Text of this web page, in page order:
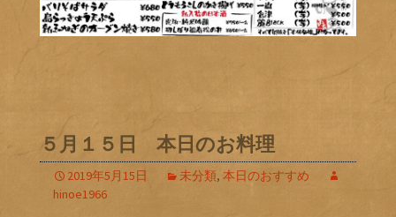
５月１５日 本日のお料理
2019年5月15日 未分類, 本日のおすすめ
hinoe1966